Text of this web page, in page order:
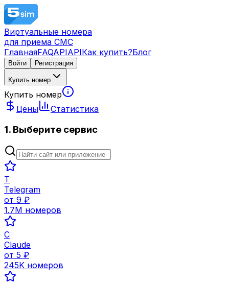
Виртуальные номера
для приема СМС
ГлавнаяFAQAPIAPIКак купить?Блог
Войти Регистрация
Купить номер
Купить номер
Цены
Статистика
1. Выберите сервис
T
Telegram
от 9 ₽
1.7M номеров
C
Claude
от 5 ₽
245K номеров